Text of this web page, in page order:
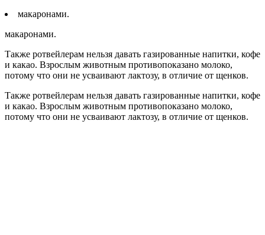
макаронами.
макаронами.
Также ротвейлерам нельзя давать газированные напитки, кофе
и какао. Взрослым животным противопоказано молоко,
потому что они не усваивают лактозу, в отличие от щенков.
Также ротвейлерам нельзя давать газированные напитки, кофе
и какао. Взрослым животным противопоказано молоко,
потому что они не усваивают лактозу, в отличие от щенков.